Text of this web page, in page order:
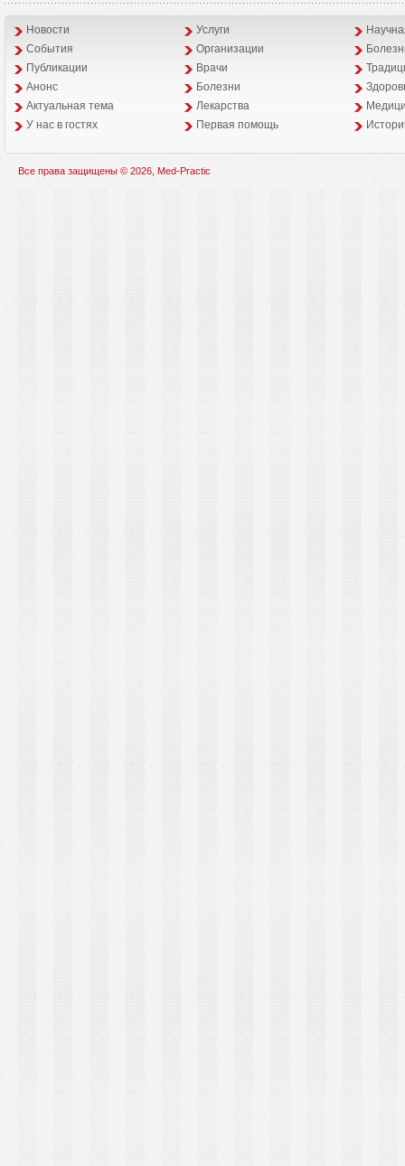
Новости Услуги
События
Организации
Публикации
Врачи
Анонс
Болезни
Aктуальная тема
Лекарства
У нас в гостях
Первая помощь
Все права защищены © 2026, Med-Practic